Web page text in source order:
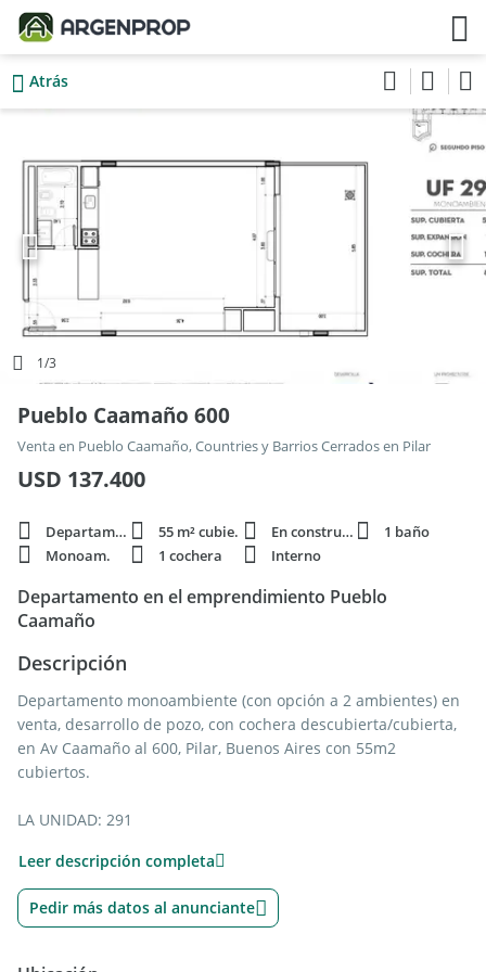
Atrás
1/3
Pueblo Caamaño 600
Venta en Pueblo Caamaño, Countries y Barrios Cerrados en Pilar
USD 137.400
Departamento 55 m² cubie. En construcción
1 baño
Monoam.
1 cochera Interno
Departamento en el emprendimiento Pueblo
Caamaño
Descripción
Departamento monoambiente (con opción a 2 ambientes) en
venta, desarrollo de pozo, con cochera descubierta/cubierta,
en Av Caamaño al 600, Pilar, Buenos Aires con 55m2
cubiertos.
LA UNIDAD: 291
costo adicional)
Orientación: Sudoeste
Todas las unidades se entregan sin piso.
Cochera (US$7000) y baulera (U$S10000) es adicional al valor
Leer descripción completa
Pedir más datos al anunciante